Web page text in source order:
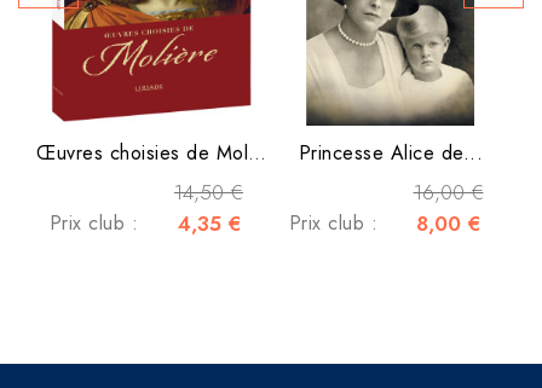
Œuvres choisies de Molière
14,50 €
Prix club : 4,35 €
Princesse Alice de...
16,00 €
Prix club : 8,00 €